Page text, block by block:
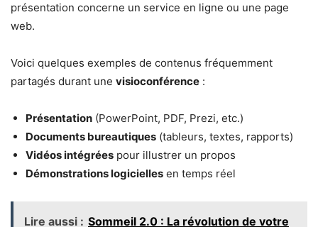
présentation concerne un service en ligne ou une page
web.
Voici quelques exemples de contenus fréquemment
partagés durant une visioconférence :
Présentation (PowerPoint, PDF, Prezi, etc.)
Documents bureautiques (tableurs, textes, rapports)
Vidéos intégrées pour illustrer un propos
Démonstrations logicielles en temps réel
Lire aussi : Sommeil 2.0 : La révolution de votre